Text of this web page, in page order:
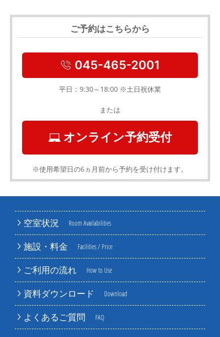
空室状況 Room Availabilities
施設・料金 Facilities / Price
ご利用の流れ How to Use
資料ダウンロード Download
よくあるご質問 FAQ
ご予約はこちらから
045-465-2001
平日：9:30～18:00 ※土日祝休業
または
オンライン予約受付
※使用希望日の6ヵ月前から予約を受け付けます。